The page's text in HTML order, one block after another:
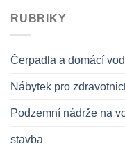
RUBRIKY
Čerpadla a domácí
Nábytek pro
Podzemní nádrže na
stavba